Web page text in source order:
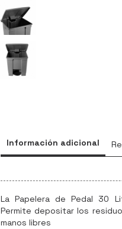
Información adicional
La Papelera de Pedal 30
Permite depositar los
manos libres